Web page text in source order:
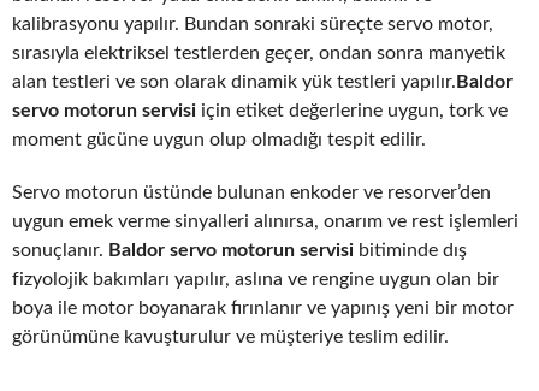
kalibrasyonu yapılır. Bundan sonraki süreçte servo motor,
sırasıyla elektriksel testlerden geçer, ondan sonra manyetik
alan testleri ve son olarak dinamik yük testleri yapılır.Baldor
servo motorun servisi için etiket değerlerine uygun, tork ve
moment gücüne uygun olup olmadığı tespit edilir.
Servo motorun üstünde bulunan enkoder ve resorver’den
uygun emek verme sinyalleri alınırsa, onarım ve rest işlemleri
sonuçlanır. Baldor servo motorun servisi bitiminde dış
fizyolojik bakımları yapılır, aslına ve rengine uygun olan bir
boya ile motor boyanarak fırınlanır ve yapınış yeni bir motor
görünümüne kavuşturulur ve müşteriye teslim edilir.